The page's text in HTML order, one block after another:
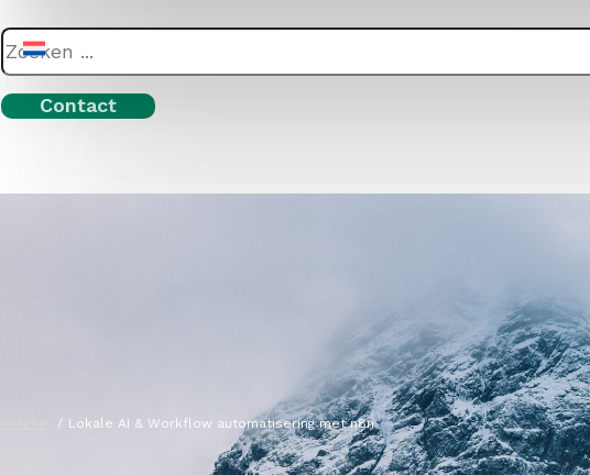
Zoeken
Contact
Lokale AI & Workflow automatisering met n8n